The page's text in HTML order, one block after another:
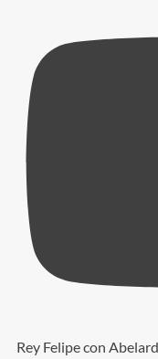
Rey Felipe con